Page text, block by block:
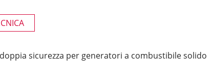
sicurezza per generatori a combustibile solido